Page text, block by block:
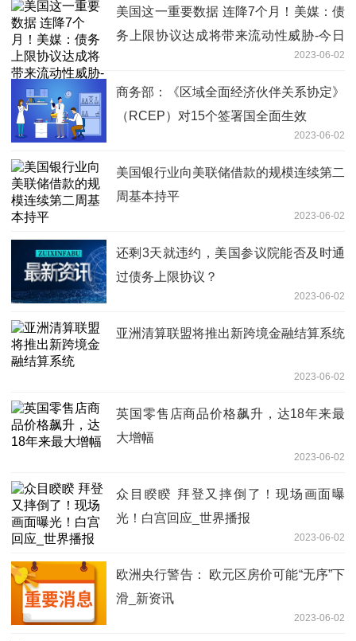
美国这一重要数据 连降7个月！美媒：债
务上限协议达成将带来流动性威胁-今日
2023-06-02
商务部：《区域全面经济伙伴关系协定》
（RCEP）对15个签署国全面生效
2023-06-02
美国银行业向美联储借款的规模连续第二
周基本持平
2023-06-02
还剩3天就违约，美国参议院能否及时通
过债务上限协议？
2023-06-02
亚洲清算联盟将推出新跨境金融结算系统
2023-06-02
英国零售店商品价格飙升，达18年来最
大增幅
2023-06-02
众目睽睽 拜登又摔倒了！现场画面曝
光！白宫回应_世界播报
2023-06-02
欧洲央行警告： 欧元区房价可能“无序”下
滑_新资讯
2023-06-02